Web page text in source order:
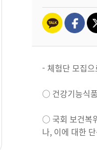
- 체험단 모집
○ 건강기능식
○ 국회 보건복
나, 이에 대한